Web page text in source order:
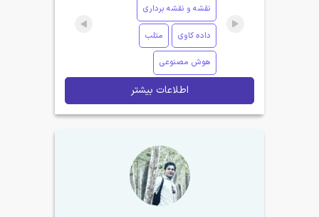
نقشه و نقشه برداری
داده کاوی متلب
هوش مصنوعی
اطلاعات بیشتر